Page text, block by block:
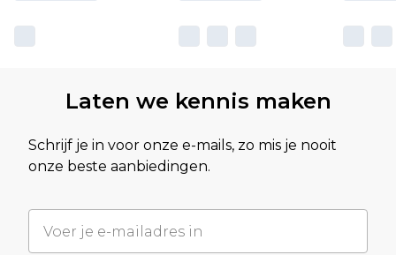
Laten we kennis maken
Schrijf je in voor onze e-mails, zo mis je nooit
onze beste aanbiedingen.